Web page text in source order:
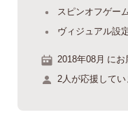
スピンオフゲー
ヴィジュアル設
2018年08月 にお
2人が応援してい